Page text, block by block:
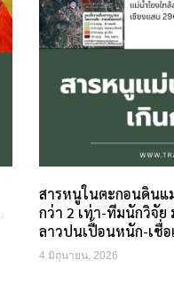
สารหนูในตะกอนดินแ
กว่า 2 เท่า-ทีมนักวิจัย
ลาวปนเปื้อนหนัก-เชื่
4 มิถุนายน, 2026